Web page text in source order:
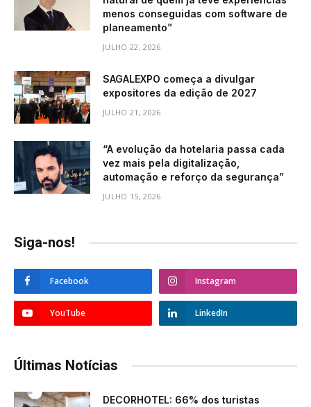
menos conseguidas com software de
planeamento”
JULHO 22, 2026
SAGALEXPO começa a divulgar
expositores da edição de 2027
JULHO 21, 2026
“A evolução da hotelaria passa cada
vez mais pela digitalização,
automação e reforço da segurança”
JULHO 15, 2026
Siga-nos!
Facebook Instagram
YouTube LinkedIn
Últimas Notícias
DECORHOTEL: 66% dos turistas